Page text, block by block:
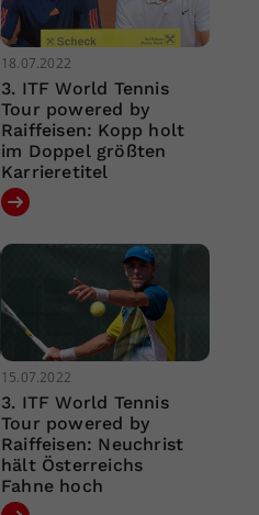
18.07.2022
3. ITF World Tennis
Tour powered by
Raiffeisen: Kopp holt
im Doppel größten
Karrieretitel
15.07.2022
3. ITF World Tennis
Tour powered by
Raiffeisen: Neuchrist
hält Österreichs
Fahne hoch